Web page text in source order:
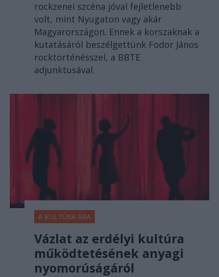
rockzenei szcéna jóval fejletlenebb
volt, mint Nyugaton vagy akár
Magyarországon. Ennek a korszaknak a
kutatásáról beszélgettünk Fodor János
rocktörténésszel, a BBTE
adjunktusával.
A KULTÚRA ÁRA
Vázlat az erdélyi kultúra
működtetésének anyagi
nyomorúságáról